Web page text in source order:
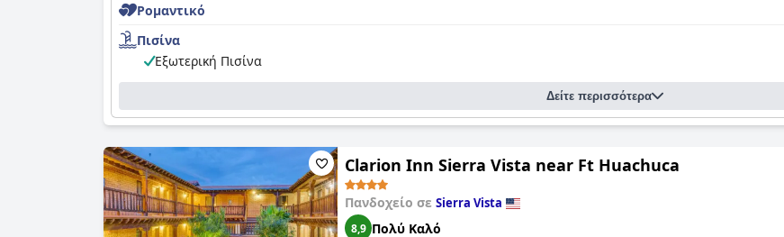
Ρομαντικό
Πισίνα
Εξωτερική Πισίνα
Δείτε περισσότερα
Clarion Inn Sierra Vista near Ft Huachuca
Πανδοχείο σε Sierra Vista
8,9 Πολύ Καλό